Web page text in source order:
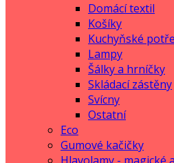
Domácí textil
Košíky
Kuchyňské
Lampy
Šálky a hrníčky
Skládací zástěny
Svícny
Ostatní
Eco
Gumové kačičky